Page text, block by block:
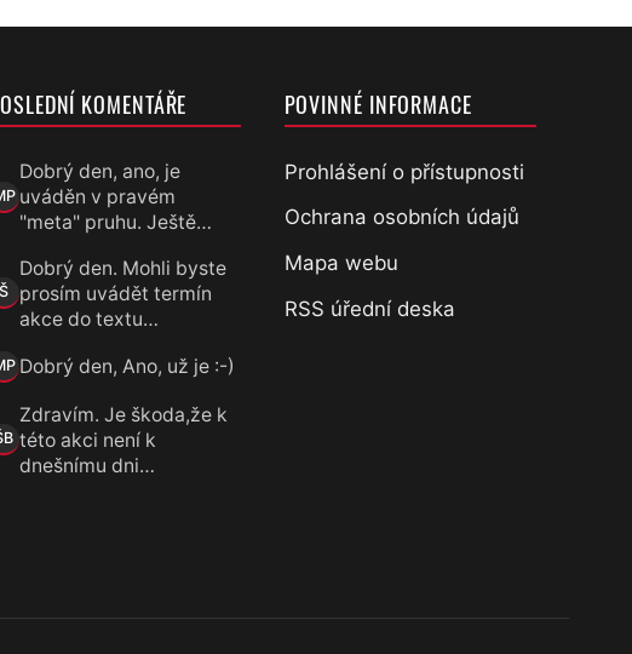
KOMENTÁŘE
Marek Přecechtěl
Dobrý den, ano, je
uváděn v pravém
"meta" pruhu. Ještě…
Š
Šárka
Dobrý den. Mohli byste
prosím uvádět termín
akce do textu…
Marek Přecechtěl
Dobrý den, Ano, už je :-)
Šárka B.
Zdravím. Je škoda,že k
této akci není k
dnešnímu dni…
POVINNÉ INFORMACE
Prohlášení o přístupnosti
Ochrana osobních údajů
Mapa webu
RSS úřední deska